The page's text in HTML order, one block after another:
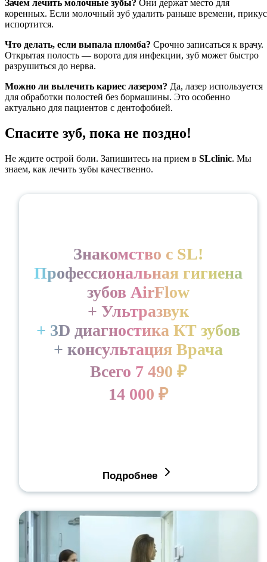
Зачем лечить молочные зубы? Они держат место для
коренных. Если молочный зуб удалить раньше времени, прикус
испортится.
Что делать, если выпала пломба? Срочно записаться к врачу.
Открытая полость — ворота для инфекции, зуб может быстро
разрушиться до нерва.
Можно ли вылечить кариес лазером? Да, лазер используется
для обработки полостей без бормашины. Это особенно
актуально для пациентов с дентофобией.
Спасите зуб, пока не поздно!
Не ждите острой боли. Запишитесь на прием в SLclinic. Мы
знаем, как лечить зубы качественно.
Знакомство с SL!
Профессиональная гигиена
зубов AirFlow
+ Ультразвук
+ 3D диагностика КТ зубов
+ консультация Врача
Всего 7 490 ₽
14 000 ₽
Подробнее